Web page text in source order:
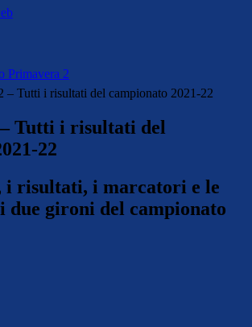
Primavera 2
– Tutti i risultati del campionato 2021-22
Tutti i risultati del
22
i risultati, i marcatori e le
due gironi del campionato